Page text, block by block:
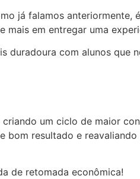
já falamos anteriormente,
em entregar uma
duradoura com alunos que
um ciclo de maior
bom resultado e
de retomada econômica!